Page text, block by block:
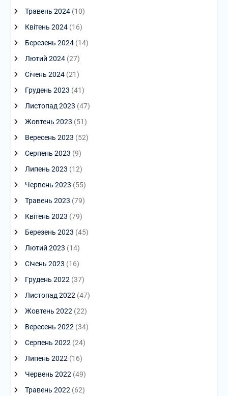
Травень 2024(10)
Квітень 2024(16)
Березень 2024(14)
Лютий 2024(27)
Січень 2024(21)
Грудень 2023 (41)
Листопад 2023 (47)
Жовтень 2023 (51)
Вересень 2023 (52)
Серпень 2023 (9)
Липень 2023 (12)
Червень 2023 (55)
Травень 2023 (79)
Квітень 2023 (79)
Березень 2023 (45)
Лютий 2023 (14)
Січень 2023 (16)
Грудень 2022 (37)
Листопад 2022 (47)
Жовтень 2022 (22)
Вересень 2022 (34)
Серпень 2022 (24)
Липень 2022 (16)
Червень 2022 (49)
Травень 2022 (62)